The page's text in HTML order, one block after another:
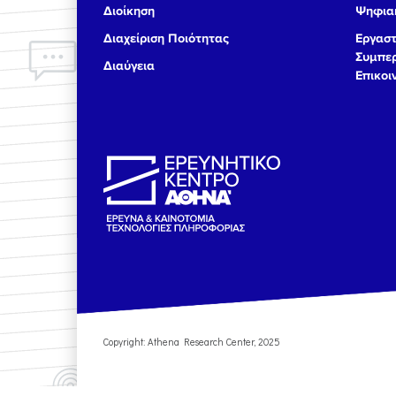
18
20
22
Διοίκηση
Διαχείριση Ποιότητας
Διαύγεια
Copyright: Athena Research Center, 2025